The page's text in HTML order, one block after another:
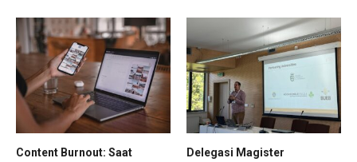
Content Burnout: Saat
Delegasi Magister